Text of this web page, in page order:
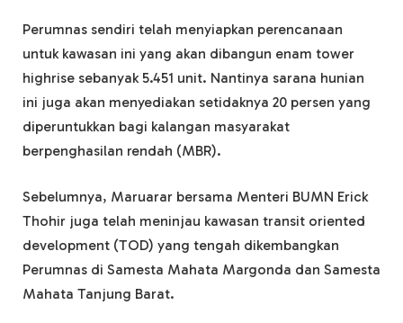
Perumnas sendiri telah menyiapkan perencanaan
untuk kawasan ini yang akan dibangun enam tower
highrise sebanyak 5.451 unit. Nantinya sarana hunian
ini juga akan menyediakan setidaknya 20 persen yang
diperuntukkan bagi kalangan masyarakat
berpenghasilan rendah (MBR).
Sebelumnya, Maruarar bersama Menteri BUMN Erick
Thohir juga telah meninjau kawasan transit oriented
development (TOD) yang tengah dikembangkan
Perumnas di Samesta Mahata Margonda dan Samesta
Mahata Tanjung Barat.